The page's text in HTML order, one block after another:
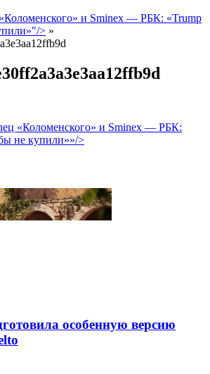
и Smineх — РБК: «Trump
> »
«Коломенского» и Smineх — РБК:
не купили»»/>
особенную версию